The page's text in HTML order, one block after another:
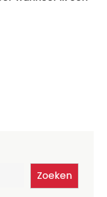
Zoeken